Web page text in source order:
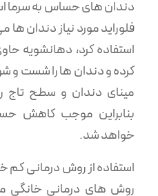
دندان های حساس به سرما
فلوراید مورد نیاز دندان ها
استفاده کرد، دهانشویه
کرده و دندان ها را شست و
مینای دندان و سطح
بنابراین موجب کاهش
خواهد شد.
استفاده از روش درمانی کم
روش های درمانی خانگی